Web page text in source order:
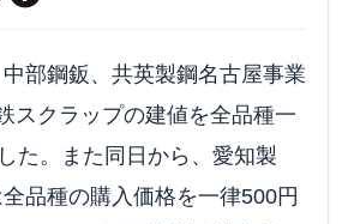
部鋼鈑、共英製鋼名古屋事業
スクラップの建値を全品種一
た。また同日から、愛知製
品種の購入価格を一律500円